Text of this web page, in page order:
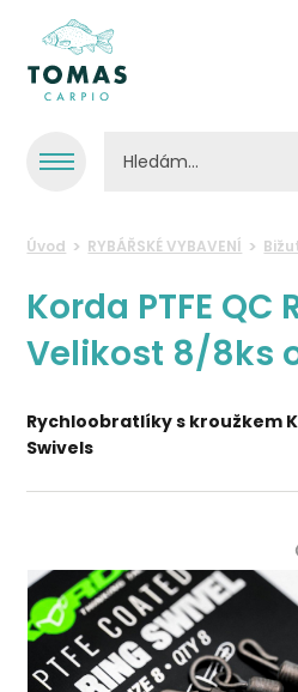
Úvod RYBÁŘSKÉ VYBAVENÍ
Korda PTFE QC
Velikost 8/8ks
Rychloobratlíky s kroužkem
Swivels